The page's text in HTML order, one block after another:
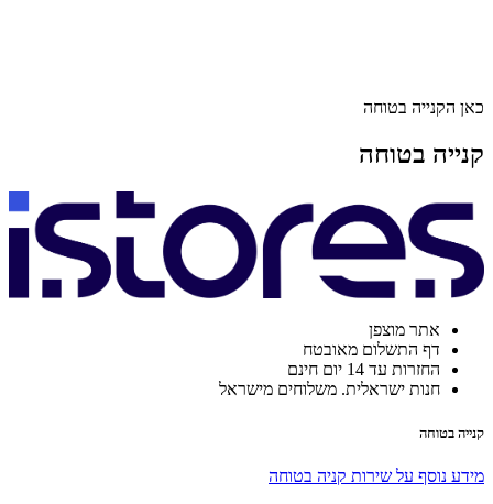
כאן הקנייה בטוחה
קנייה בטוחה
אתר מוצפן
דף התשלום מאובטח
החזרות עד 14 יום חינם
חנות ישראלית. משלוחים מישראל
קנייה בטוחה
מידע נוסף על שירות קניה בטוחה